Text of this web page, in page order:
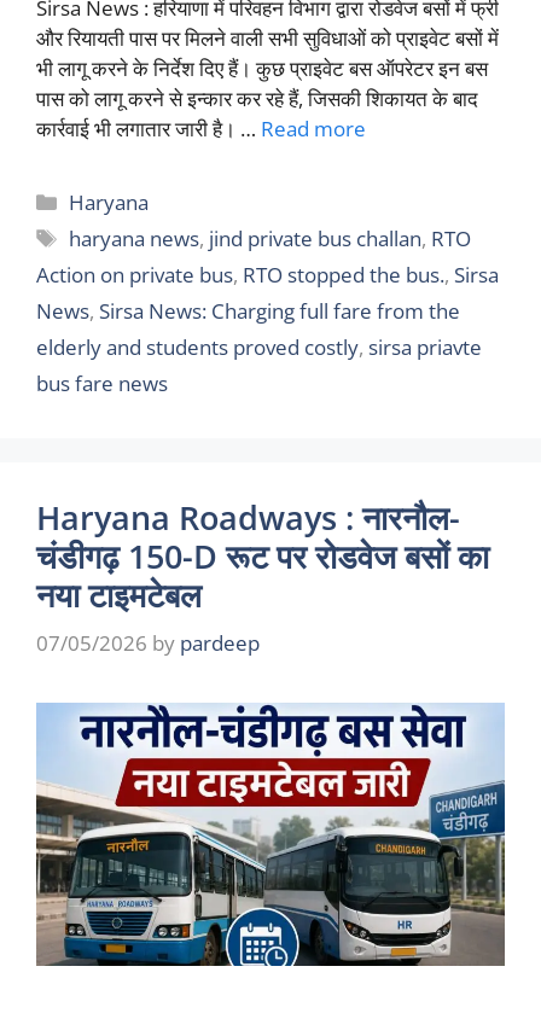
Sirsa News : हरियाणा में परिवहन विभाग द्वारा रोडवेज बसों में फ्री
और रियायती पास पर मिलने वाली सभी सुविधाओं को प्राइवेट बसों में
भी लागू करने के निर्देश दिए हैं। कुछ प्राइवेट बस ऑपरेटर इन बस
पास को लागू करने से इन्कार कर रहे हैं, जिसकी शिकायत के बाद
कार्रवाई भी लगातार जारी है। … Read more
Categories
Haryana
Tags
haryana news, jind private bus challan, RTO
Action on private bus, RTO stopped the bus., Sirsa
News, Sirsa News: Charging full fare from the
elderly and students proved costly, sirsa priavte
bus fare news
Haryana Roadways : नारनौल-
चंडीगढ़ 150-D रूट पर रोडवेज बसों का
नया टाइमटेबल
07/05/2026 by pardeep